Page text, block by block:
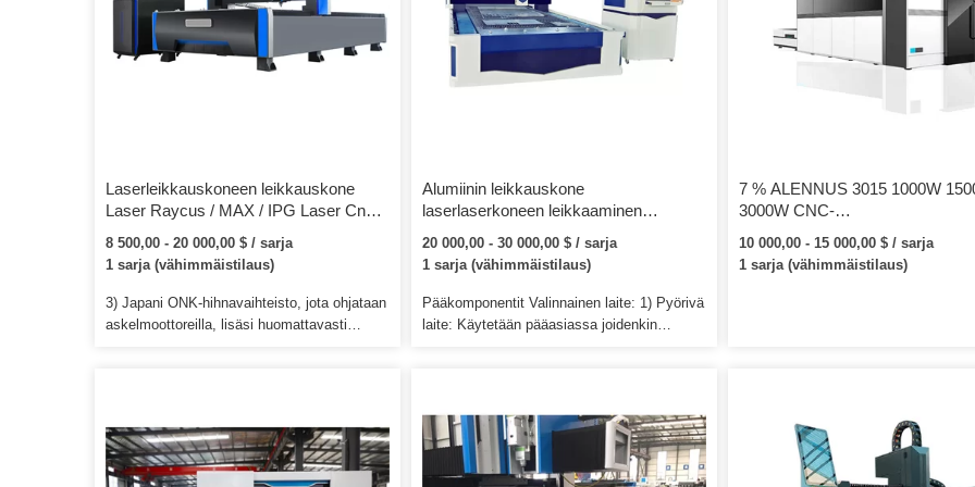
Laserleikkauskoneen leikkauskone
Laser Raycus / MAX / IPG Laser Cnc
metallileikkuri 2000kw 4KW 6kw täysin
suljettu kuitu laserleikkauskone
8 500,00 - 20 000,00 $ / sarja
1 sarja (vähimmäistilaus)
3) Japani ONK-hihnavaihteisto, jota ohjataan
askelmoottoreilla, lisäsi huomattavasti
Tuodut linssit ja peilit, tuo korkean
leikkaustarkkuuden.
Alumiinin leikkauskone
laserlaserkoneen leikkaaminen
alumiiniteollisuudessa hiiliteräksestä
ruostumattomasta alumiinista
valmistettujen putkien leikkauskone /
Cnc-kuitulaserputkileikkurilaitteet
20 000,00 - 30 000,00 $ / sarja
1 sarja (vähimmäistilaus)
Pääkomponentit Valinnainen laite: 1) Pyörivä
laite: Käytetään pääasiassa joidenkin
käsittelyyn, esim. 3) Tarjoa laitteiden esittely
asiakkaille, jotta he voivat tutkia, tehdä
näytteitä ja tehdä testejä, jne.
7 % ALENNUS 3015 1000W
3000W CNC-
metallikuitulaserleikkauskoneen
ruostumattomasta teräksestä
valmistettuun rauta-
10 000,00 - 15 000,00 $ / sarja
1 sarja (vähimmäistilaus)